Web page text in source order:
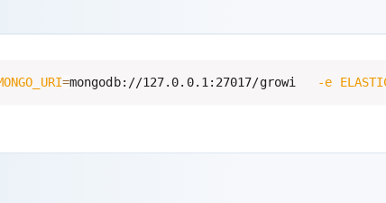
=mongodb://127.0.0.1:27017/growi -e